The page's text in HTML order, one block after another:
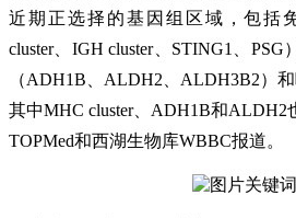
近期正选择的基因组区域，包括
cluster、IGH cluster、STING1、
（ADH1B、ALDH2、ALDH3B2）和
其中MHC cluster、ADH1B和ALDH2
TOPMed和西湖生物库WBBC报道。